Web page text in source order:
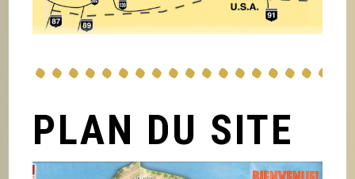
PLAN DU SITE